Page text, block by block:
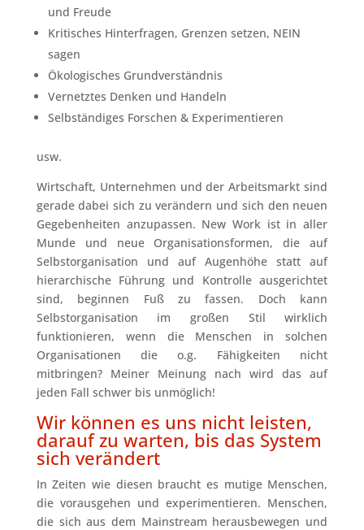
und Freude
Kritisches Hinterfragen, Grenzen setzen, NEIN
sagen
Ökologisches Grundverständnis
Vernetztes Denken und Handeln
Selbständiges Forschen & Experimentieren
usw.
Wirtschaft, Unternehmen und der Arbeitsmarkt sind
gerade dabei sich zu verändern und sich den neuen
Gegebenheiten anzupassen. New Work ist in aller
Munde und neue Organisationsformen, die auf
Selbstorganisation und auf Augenhöhe statt auf
hierarchische Führung und Kontrolle ausgerichtet
sind, beginnen Fuß zu fassen. Doch kann
Selbstorganisation im großen Stil wirklich
funktionieren, wenn die Menschen in solchen
Organisationen die o.g. Fähigkeiten nicht
mitbringen? Meiner Meinung nach wird das auf
jeden Fall schwer bis unmöglich!
Wir können es uns nicht leisten,
darauf zu warten, bis das System
sich verändert
In Zeiten wie diesen braucht es mutige Menschen,
die vorausgehen und experimentieren. Menschen,
die sich aus dem Mainstream herausbewegen und